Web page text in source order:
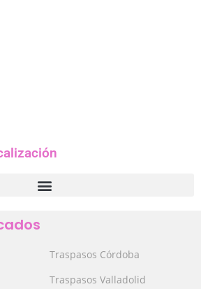
Traspasos Córdoba
Traspasos Valladolid